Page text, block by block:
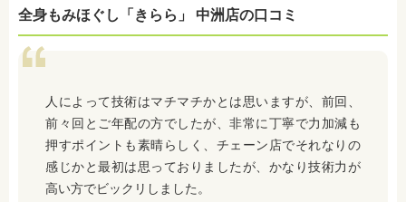
全身もみほぐし「きらら」 中洲店の口コミ
人によって技術はマチマチかとは思いますが、前回、
前々回とご年配の方でしたが、非常に丁寧で力加減も
押すポイントも素晴らしく、チェーン店でそれなりの
感じかと最初は思っておりましたが、かなり技術力が
高い方でビックリしました。